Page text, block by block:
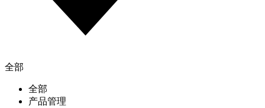
全部
全部
产品管理